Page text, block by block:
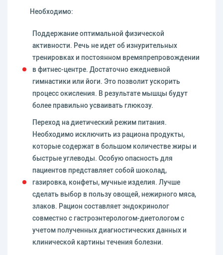
Необходимо:
Поддержание оптимальной физической
активности. Речь не идет об изнурительных
тренировках и постоянном времяпрепровождении
в фитнес-центре. Достаточно ежедневной
гимнастики или йоги. Это позволит ускорить
процесс окисления. В результате мышцы будут
более правильно усваивать глюкозу.
Переход на диетический режим питания.
Необходимо исключить из рациона продукты,
которые содержат в большом количестве жиры и
быстрые углеводы. Особую опасность для
пациентов представляет собой шоколад,
газировка, конфеты, мучные изделия. Лучше
сделать выбор в пользу овощей, нежирного мяса,
злаков. Рацион составляет эндокринолог
совместно с гастроэнтерологом-диетологом с
учетом полученных диагностических данных и
клинической картины течения болезни.